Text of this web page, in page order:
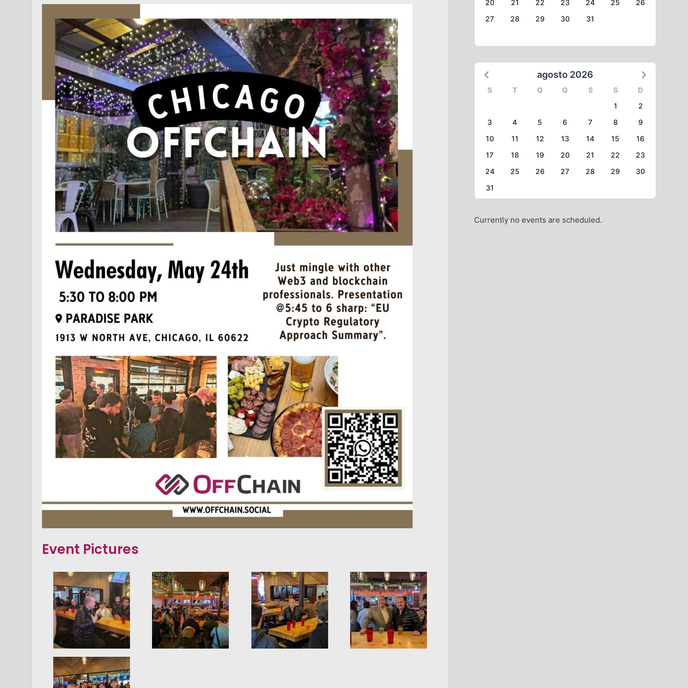
Event Pictures
20
21 22 23 24 25
26
27
28 29 30 31
agosto 2026
S T Q Q S S
D
1
2
3
4 5 6 7 8
9
10
11 12 13 14 15
16
17
18 19 20 21 22
23
24
25 26 27 28 29
30
31
Currently no events are scheduled.